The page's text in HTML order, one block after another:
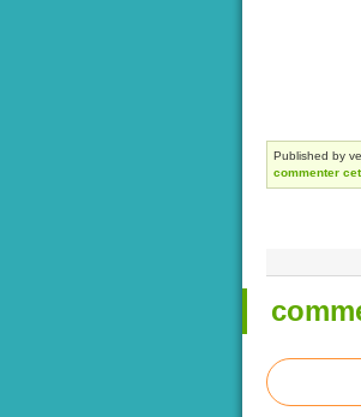
Published by
commenter